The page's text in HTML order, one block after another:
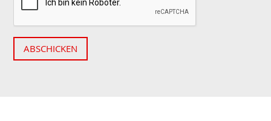
ABSCHICKEN